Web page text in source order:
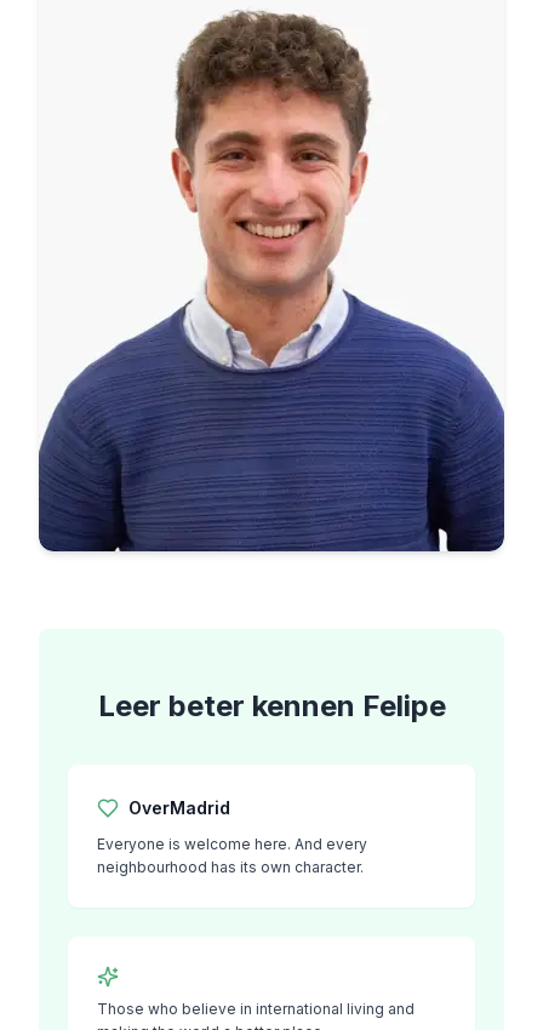
Leer beter kennen Felipe
OverMadrid
Everyone is welcome here. And every
neighbourhood has its own character.
Those who believe in international living and